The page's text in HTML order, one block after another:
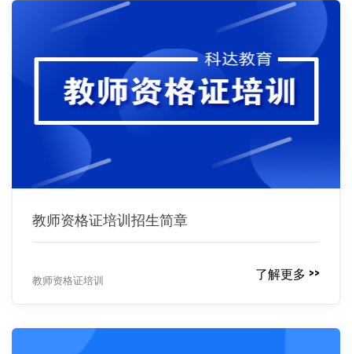
教师资格证培训招生简章
教师资格证培训 了解更多 >>